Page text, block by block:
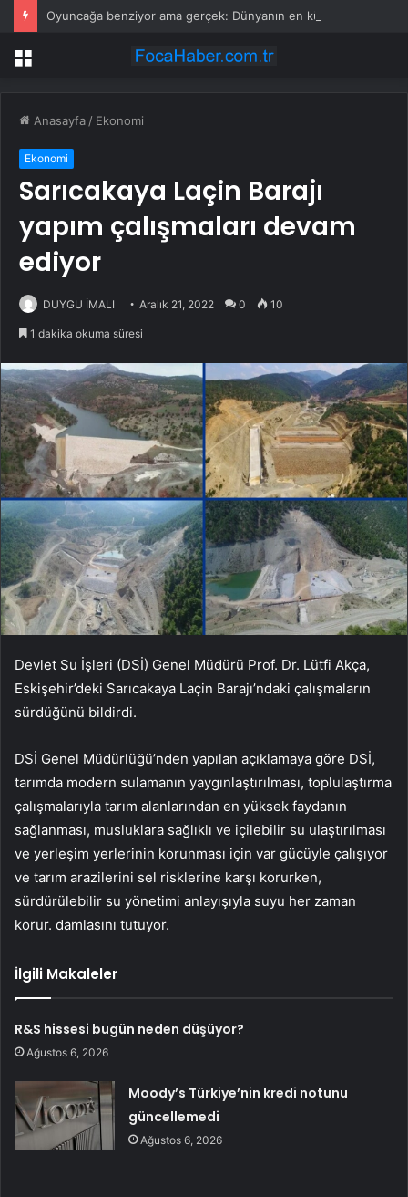
Menü
Anasayfa / Ekonomi
Ekonomi
Sarıcakaya Laçin Barajı
yapım çalışmaları devam
ediyor
DUYGU İMALI Aralık 21, 2022 0 10
1 dakika okuma süresi
Devlet Su İşleri (DSİ) Genel Müdürü Prof. Dr. Lütfi Akça,
Eskişehir’deki Sarıcakaya Laçin Barajı’ndaki çalışmaların
sürdüğünü bildirdi.
DSİ Genel Müdürlüğü’nden yapılan açıklamaya göre DSİ,
tarımda modern sulamanın yaygınlaştırılması, toplulaştırma
çalışmalarıyla tarım alanlarından en yüksek faydanın
sağlanması, musluklara sağlıklı ve içilebilir su ulaştırılması
ve yerleşim yerlerinin korunması için var gücüyle çalışıyor
ve tarım arazilerini sel risklerine karşı korurken,
sürdürülebilir su yönetimi anlayışıyla suyu her zaman
korur. damlasını tutuyor.
İlgili Makaleler
R&S hissesi bugün neden düşüyor?
Ağustos 6, 2026
Moody’s Türkiye’nin kredi notunu
güncellemedi
Ağustos 6, 2026